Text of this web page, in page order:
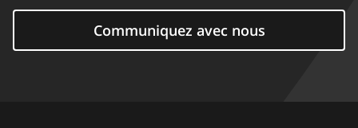
Communiquez avec nous